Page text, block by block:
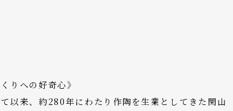
りへの好奇心》
以来、約280年にわたり作陶を生業としてきた閑山